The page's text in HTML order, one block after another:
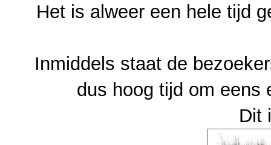
Het is alweer een hele tijd
Inmiddels staat de
dus hoog tijd om eens
Dit